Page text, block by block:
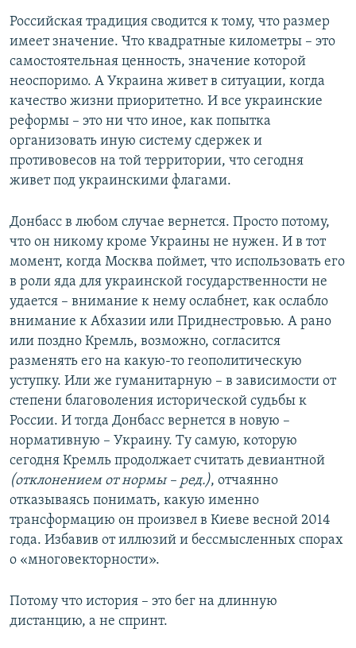
Российская традиция сводится к тому, что размер
имеет значение. Что квадратные километры – это
самостоятельная ценность, значение которой
неоспоримо. А Украина живет в ситуации, когда
качество жизни приоритетно. И все украинские
реформы – это ни что иное, как попытка
организовать иную систему сдержек и
противовесов на той территории, что сегодня
живет под украинскими флагами.
Донбасс в любом случае вернется. Просто потому,
что он никому кроме Украины не нужен. И в тот
момент, когда Москва поймет, что использовать его
в роли яда для украинской государственности не
удается – внимание к нему ослабнет, как ослабло
внимание к Абхазии или Приднестровью. А рано
или поздно Кремль, возможно, согласится
разменять его на какую-то геополитическую
уступку. Или же гуманитарную – в зависимости от
степени благоволения исторической судьбы к
России. И тогда Донбасс вернется в новую –
нормативную – Украину. Ту самую, которую
сегодня Кремль продолжает считать девиантной
(отклонением от нормы – ред.), отчаянно
отказываясь понимать, какую именно
трансформацию он произвел в Киеве весной 2014
года. Избавив от иллюзий и бессмысленных спорах
о «многовекторности».
Потому что история – это бег на длинную
дистанцию, а не спринт.